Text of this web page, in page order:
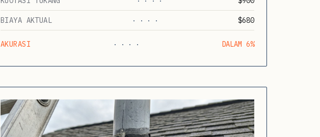
BIAYA AKTUAL · · · · $680
AKURASI · · · · DALAM 6%